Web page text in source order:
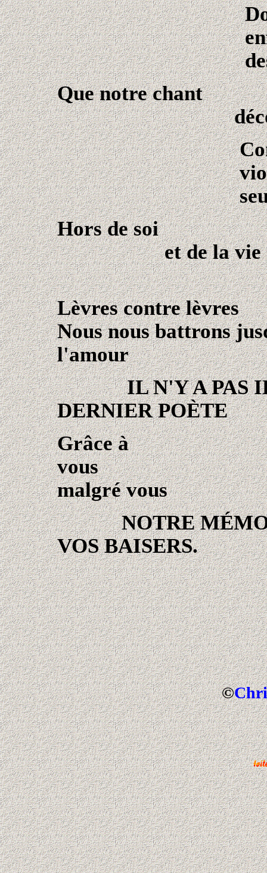
Donne-
enfance
des jeux
Que notre chant
Conduis-
violente
seule
Hors de soi
et de la vie
tout est
Lèvres contre lèvres
Nous nous battrons
l'amour et
IL N'Y A PAS IL
DERNIER POÈTE
Grâce à
malgré vous
NOTRE
VOS BAISERS.
©